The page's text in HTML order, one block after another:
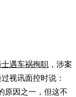
遇车祸殉职 ，涉案
视讯面控时说：
原因之一，但这不